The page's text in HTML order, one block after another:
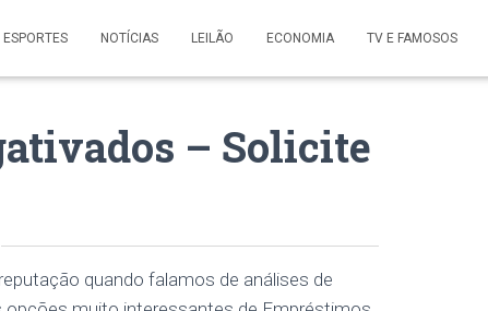
ESPORTES NOTÍCIAS LEILÃO ECONOMIA TV E FAMOSOS
– Solicite
quando falamos de análises de